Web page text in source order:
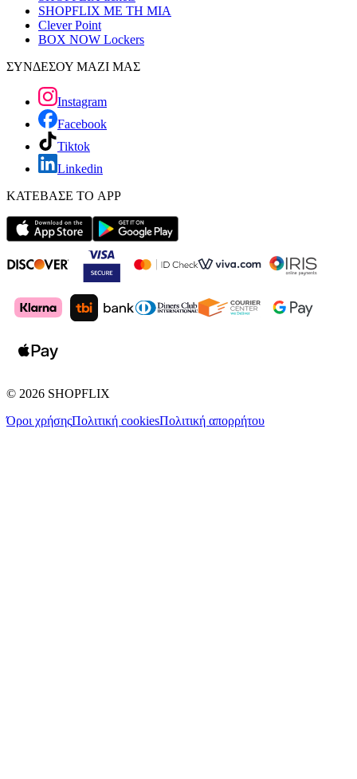
SHOPFLIX ΜΕ ΤΗ ΜΙΑ
Clever Point
BOX NOW Lockers
ΣΥΝΔΕΣΟΥ ΜΑΖΙ ΜΑΣ
Instagram
Facebook
Tiktok
Linkedin
ΚΑΤΕΒΑΣΕ ΤΟ APP
© 2026 SHOPFLIX
Όροι χρήσηςΠολιτική cookiesΠολιτική απορρήτου